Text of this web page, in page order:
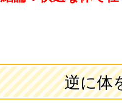
逆に体